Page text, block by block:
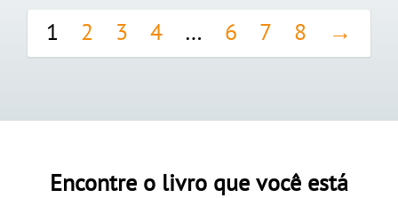
1 2 3 4 … 6 7 8 →
Encontre o livro que você está